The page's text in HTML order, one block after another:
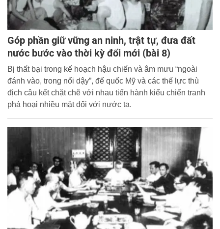
Góp phần giữ vững an ninh, trật tự, đưa đất
nước bước vào thời kỳ đổi mới (bài 8)
Bị thất bại trong kế hoạch hậu chiến và âm mưu “ngoài
đánh vào, trong nổi dậy”, đế quốc Mỹ và các thế lực thù
địch câu kết chặt chẽ với nhau tiến hành kiểu chiến tranh
phá hoại nhiều mặt đối với nước ta.